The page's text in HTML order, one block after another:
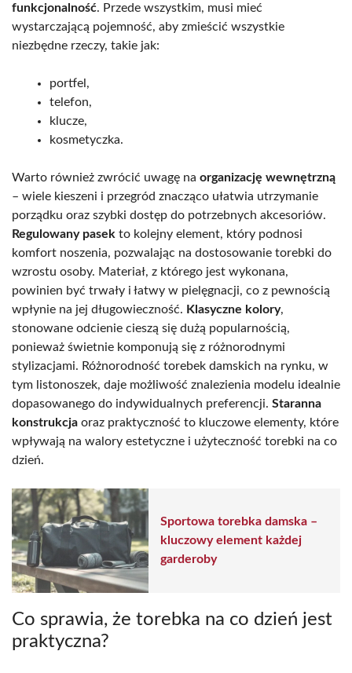
funkcjonalność. Przede wszystkim, musi mieć
wystarczającą pojemność, aby zmieścić wszystkie
niezbędne rzeczy, takie jak:
portfel,
telefon,
klucze,
kosmetyczka.
Warto również zwrócić uwagę na organizację wewnętrzną
– wiele kieszeni i przegród znacząco ułatwia utrzymanie
porządku oraz szybki dostęp do potrzebnych akcesoriów.
Regulowany pasek to kolejny element, który podnosi
komfort noszenia, pozwalając na dostosowanie torebki do
wzrostu osoby. Materiał, z którego jest wykonana,
powinien być trwały i łatwy w pielęgnacji, co z pewnością
wpłynie na jej długowieczność. Klasyczne kolory,
stonowane odcienie cieszą się dużą popularnością,
ponieważ świetnie komponują się z różnorodnymi
stylizacjami. Różnorodność torebek damskich na rynku, w
tym listonoszek, daje możliwość znalezienia modelu idealnie
dopasowanego do indywidualnych preferencji. Staranna
konstrukcja oraz praktyczność to kluczowe elementy, które
wpływają na walory estetyczne i użyteczność torebki na co
dzień.
Sportowa torebka damska –
kluczowy element każdej
garderoby
Co sprawia, że torebka na co dzień jest
praktyczna?